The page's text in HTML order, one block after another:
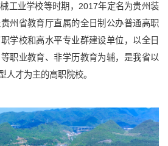
工业学校等时期，2017年定名为贵州装
州省教育厅直属的全日制公办普通高职
学校和高水平专业群建设单位，以全日
职业教育、非学历教育为辅，是我省以
人才为主的高职院校。